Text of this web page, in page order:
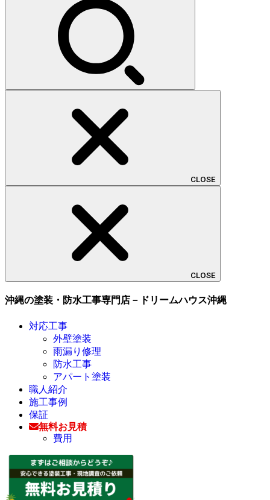
CLOSE
CLOSE
沖縄の塗装・防水工事専門店－ドリームハウス沖縄
対応工事
外壁塗装
雨漏り修理
防水工事
アパート塗装
職人紹介
施工事例
保証
無料お見積
費用